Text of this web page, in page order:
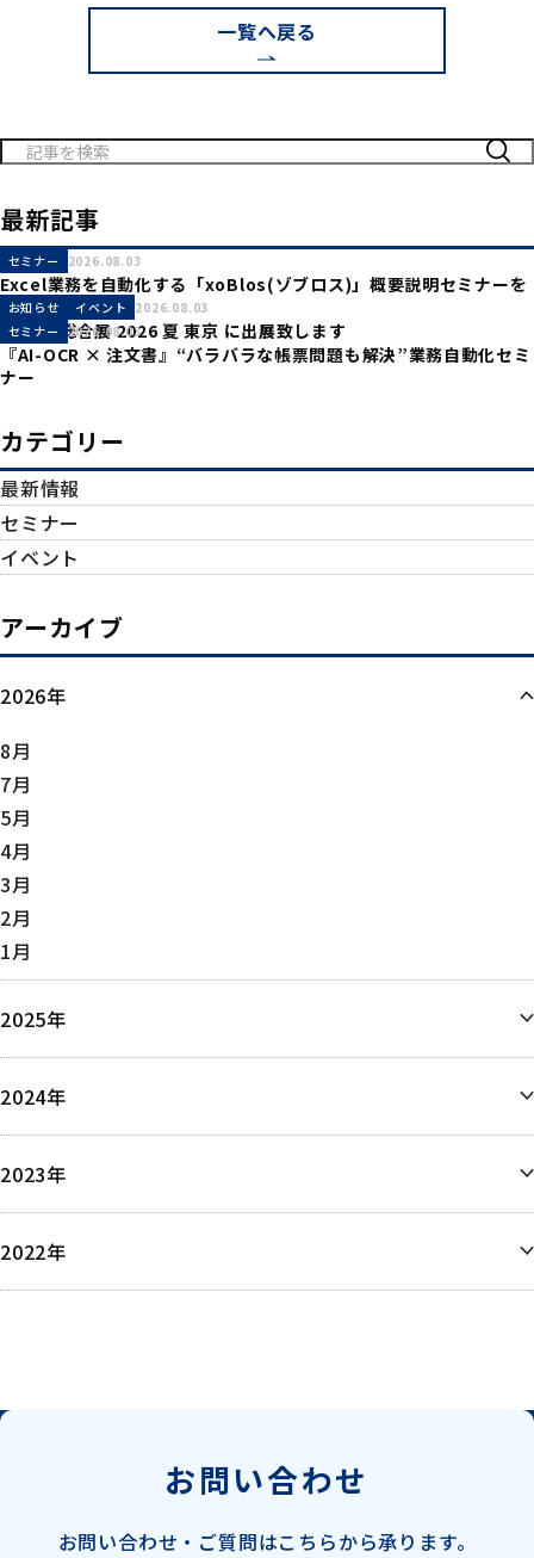
一覧へ戻る
検
最新記事
セミナー 2026.08.03
Excel業務を自動化する「xoBlos(ゾブロス)」概要説明セミナーを
開催致します。
お知らせ イベント 2026.08.03
産業DX総合展 2026 夏 東京 に出展致します
セミナー 2026.08.03
『AI-OCR × 注文書』“バラバラな帳票問題も解決”業務自動化セミ
ナー
カテゴリー
最新情報
セミナー
イベント
アーカイブ
2026年
8月
7月
5月
4月
3月
2月
1月
2025年
11月
10月
9月
8月
6月
1月
2024年
9月
8月
6月
5月
2023年
5月
4月
2022年
お問い合わせ
お問い合わせ・ご質問はこちらから承ります。